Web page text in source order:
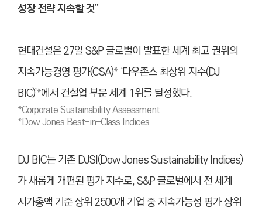
성장 전략 지속할 것”
현대건설은 27일 S&P 글로벌이 발표한 세계 최고 권위의
지속가능경영 평가(CSA)* ‘다우존스 최상위 지수(DJ
BIC)’*에서 건설업 부문 세계 1위를 달성했다.
*Corporate Sustainability Assessment
*Dow Jones Best-in-Class Indices
DJ BIC는 기존 DJSI(Dow Jones Sustainability Indices)
가 새롭게 개편된 평가 지수로, S&P 글로벌에서 전 세계
시가총액 기준 상위 2500개 기업 중 지속가능성 평가 상위